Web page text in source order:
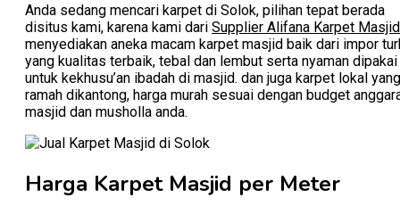
Anda sedang mencari karpet di Solok, pilihan tepat berada
disitus kami, karena kami dari Supplier Alifana Karpet Masjid
menyediakan aneka macam karpet masjid baik dari impor
yang kualitas terbaik, tebal dan lembut serta nyaman dipakai
untuk kekhusu’an ibadah di masjid. dan juga karpet lokal yang
ramah dikantong, harga murah sesuai dengan budget
masjid dan musholla anda.
Harga Karpet Masjid per Meter